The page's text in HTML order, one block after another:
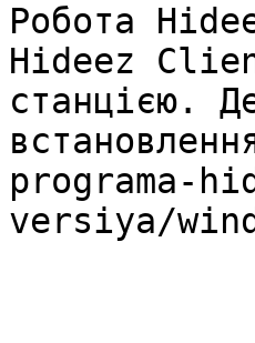
Робота
Hideez
станцією.
programa-